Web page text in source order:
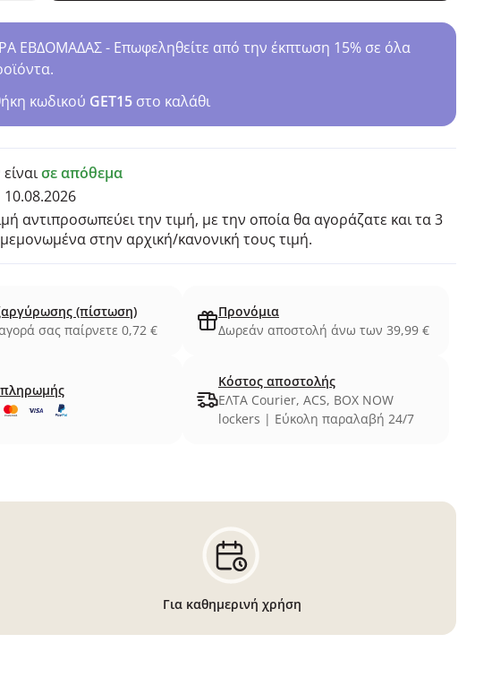
ΕΒΔΟΜΑΔΑΣ - Επωφεληθείτε από την έκπτωση 15% σε όλα
κωδικού GET15 στο καλάθι
σε απόθεμα
αντιπροσωπεύει την τιμή, με την οποία θα αγοράζατε και τα 3
στην αρχική/κανονική τους τιμή.
(πίστωση)
σας παίρνετε 0,72 €
Προνόμια
Δωρεάν αποστολή άνω των 39,99 €
Κόστος αποστολής
ΕΛΤΑ Courier, ACS, BOX NOW
lockers | Εύκολη παραλαβή 24/7
Για καθημερινή χρήση